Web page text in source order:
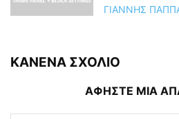
ΓΙΑΝΝΗΣ
ΚΑΝΕΝΑ ΣΧΟΛΙΟ
ΑΦΗΣΤΕ ΜΙΑ